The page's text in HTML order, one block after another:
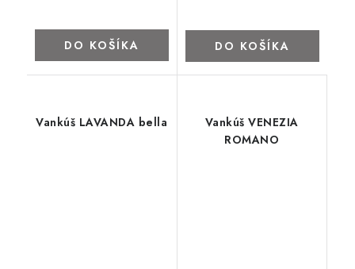
DO KOŠÍKA DO KOŠÍKA
Vankúš LAVANDA bella
Vankúš VENEZIA
ROMANO